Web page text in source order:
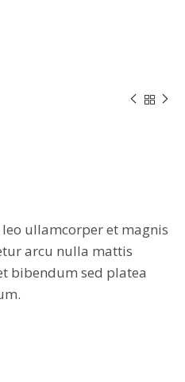
ullamcorper et magnis
arcu nulla mattis
bibendum sed platea